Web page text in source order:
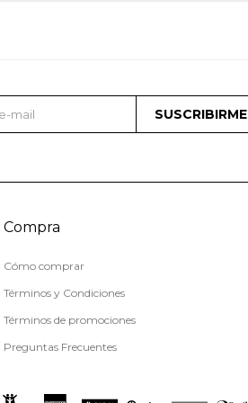
SUSCRIBIRME
Compra
Cómo comprar
Términos y Condiciones
Términos de promociones
Preguntas Frecuentes